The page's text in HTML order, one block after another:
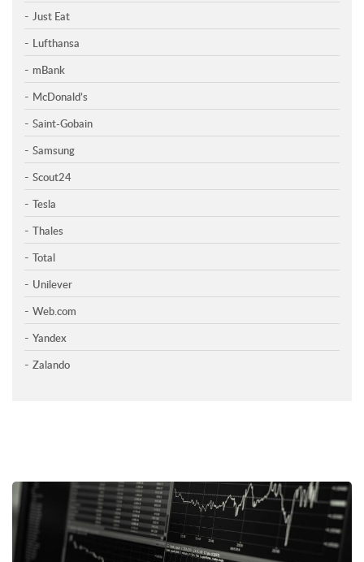
Just Eat
Lufthansa
mBank
McDonald’s
Saint-Gobain
Samsung
Scout24
Tesla
Thales
Total
Unilever
Web.com
Yandex
Zalando